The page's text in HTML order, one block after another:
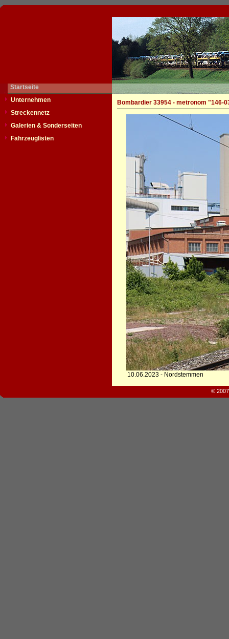
Startseite
Unternehmen
Streckennetz
Galerien & Sonderseiten
Fahrzeuglisten
Bombardier 33954 - metronom "146-
10.06.2023 - Nordstemmen
©